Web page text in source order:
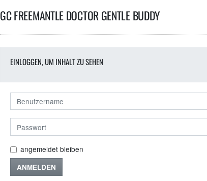
GC FREEMANTLE DOCTOR GENTLE BUDDY
EINLOGGEN, UM INHALT ZU SEHEN
angemeldet bleiben
ANMELDEN